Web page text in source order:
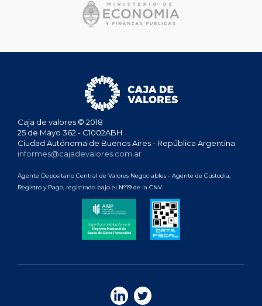
Caja de valores © 2018
25 de Mayo 362 - C1002ABH
Ciudad Autónoma de Buenos Aires - República Argentina
informes@cajadevalores.com.ar
Agente Depositario Central de Valores Negociables - Agente de Custodia,
Registro y Pago, registrado bajo el N°19 de la CNV.